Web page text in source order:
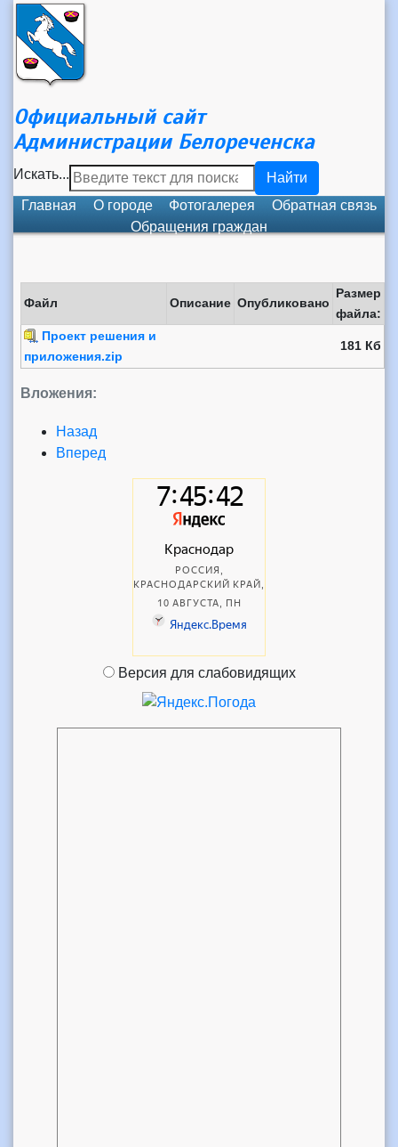
Официальный сайт
Администрации Белореченска
Искать...
Найти
Главная
О городе Фотогалерея
Обратная связь
Обращения граждан
Вложения:
Файл Описание Опубликовано
Размер
файла:
Проект решения и
приложения.zip
181 Кб
Назад
Вперед
Версия для слабовидящих